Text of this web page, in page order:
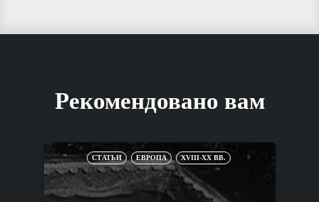
Рекомендовано вам
СТАТЬИ ЕВРОПА XVIII-XX ВВ.